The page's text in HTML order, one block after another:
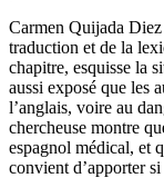
Carmen Quijada
traduction et de la
chapitre, esquisse la
aussi exposé que les
l’anglais, voire au
chercheuse montre
espagnol médical, et
convient d’apporter